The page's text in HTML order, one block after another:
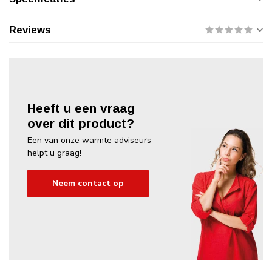
Reviews
Heeft u een vraag
over dit product?
Een van onze warmte adviseurs
helpt u graag!
Neem contact op